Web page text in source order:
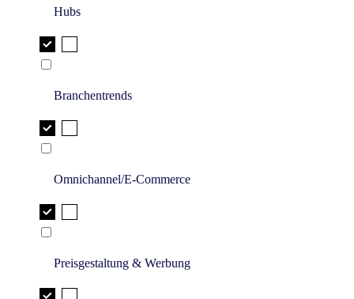
Hubs
Branchentrends
Omnichannel/E-Commerce
Preisgestaltung & Werbung